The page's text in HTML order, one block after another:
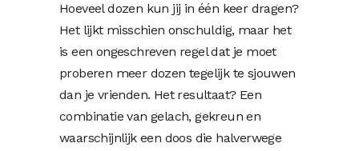
Hoeveel dozen kun jij in één keer dragen?
Het lijkt misschien onschuldig, maar het
is een ongeschreven regel dat je moet
proberen meer dozen tegelijk te sjouwen
dan je vrienden. Het resultaat? Een
combinatie van gelach, gekreun en
waarschijnlijk een doos die halverwege